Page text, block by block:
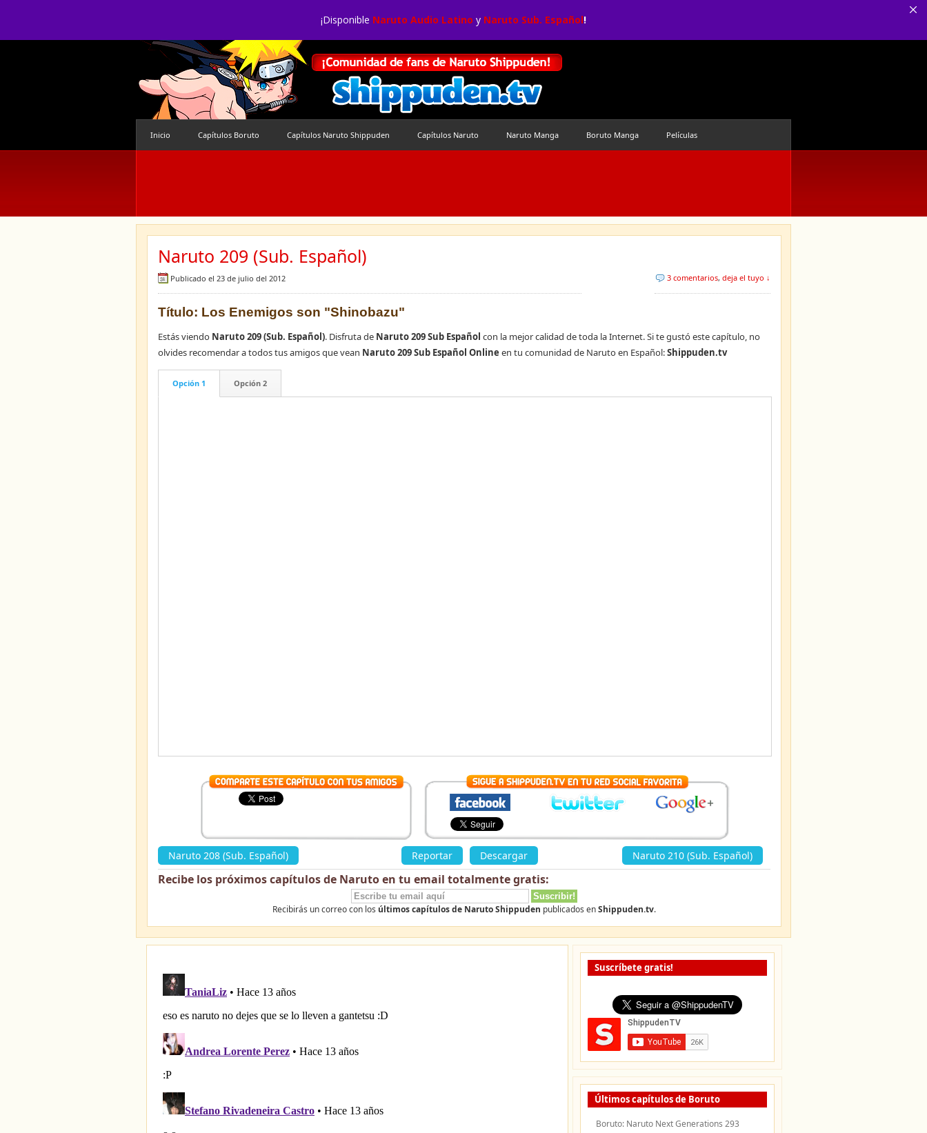
¡Disponible Naruto Audio Latino y Naruto Sub. Español!
Inicio Capítulos Boruto Capítulos Naruto Shippuden Capítulos Naruto Naruto Manga Boruto Manga Películas
Naruto 209 (Sub. Español)
Publicado el 23 de julio del 2012 3 comentarios, deja el tuyo ↓
Título: Los Enemigos son "Shinobazu"
Estás viendo Naruto 209 (Sub. Español). Disfruta de Naruto 209 Sub Español con la mejor calidad de toda la Internet. Si te gustó este capítulo, no
olvides recomendar a todos tus amigos que vean Naruto 209 Sub Español Online en tu comunidad de Naruto en Español:Shippuden.tv
Opción 1 Opción 2
Naruto 208 (Sub. Español) Reportar Descargar Naruto 210 (Sub. Español)
Recibe los próximos capítulos de Naruto en tu email totalmentegratis:
Recibirás un correo con los últimos capítulos de Naruto Shippuden publicados enShippuden.tv.
Suscríbete gratis!
Últimos capítulos de Boruto
Boruto: Naruto Next Generations 293